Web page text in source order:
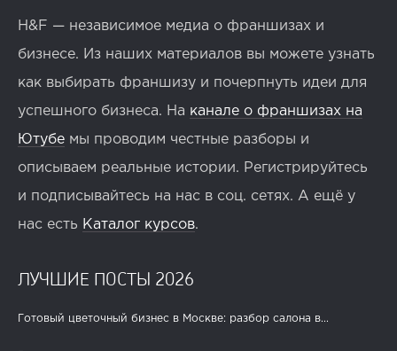
H&F — независимое медиа о франшизах и
бизнесе. Из наших материалов вы можете узнать
как выбирать франшизу и почерпнуть идеи для
успешного бизнеса. На канале о франшизах на
Ютубе мы проводим честные разборы и
описываем реальные истории. Регистрируйтесь
и подписывайтесь на нас в соц. сетях. А ещё у
нас есть Каталог курсов.
ЛУЧШИЕ ПОСТЫ 2026
Готовый цветочный бизнес в Москве: разбор салона в...